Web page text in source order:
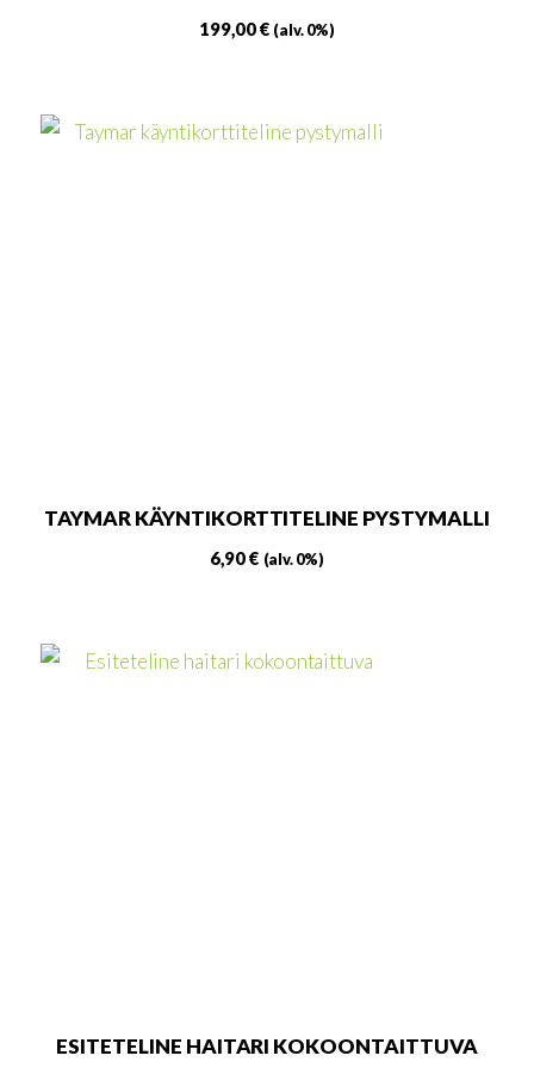
199,00€ (alv. 0%)
TAYMAR KÄYNTIKORTTITELINE PYSTYMALLI
6,90€ (alv. 0%)
ESITETELINE HAITARI KOKOONTAITTUVA